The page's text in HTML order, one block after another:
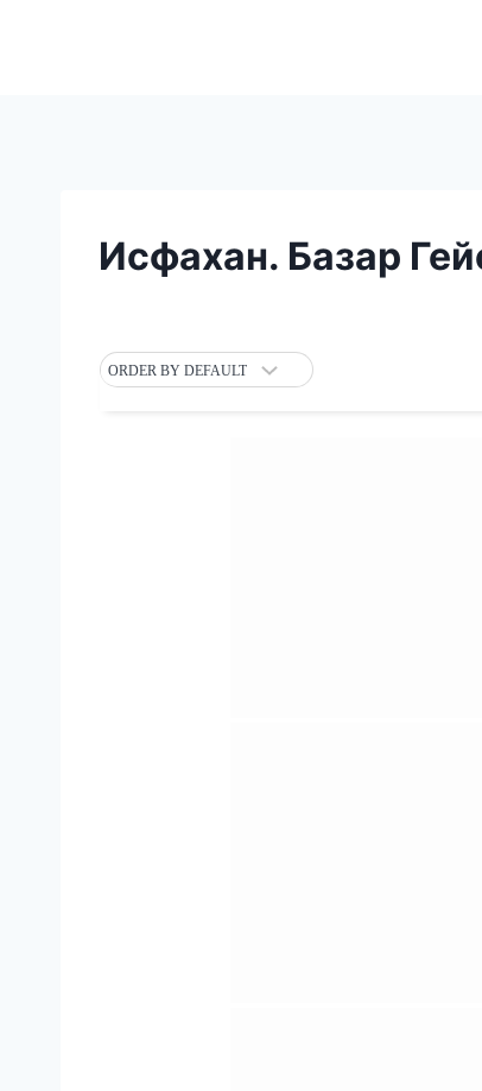
Исфахан. Базар